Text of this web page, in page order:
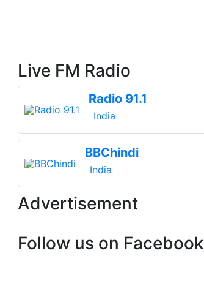
Live FM Radio
Radio 91.1
India
BBChindi
India
Advertisement
Follow us on Facebook